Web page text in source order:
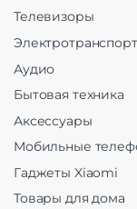
Телевизоры
Электротранспорт
Аудио
Бытовая техника
Аксессуары
Мобильные
Гаджеты Xiaomi
Товары для дома